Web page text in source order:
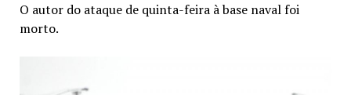
O autor do ataque de quinta-feira à base naval foi
morto.